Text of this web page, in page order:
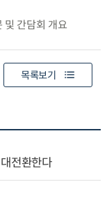
및 간담회 개요
목록보기
전환한다